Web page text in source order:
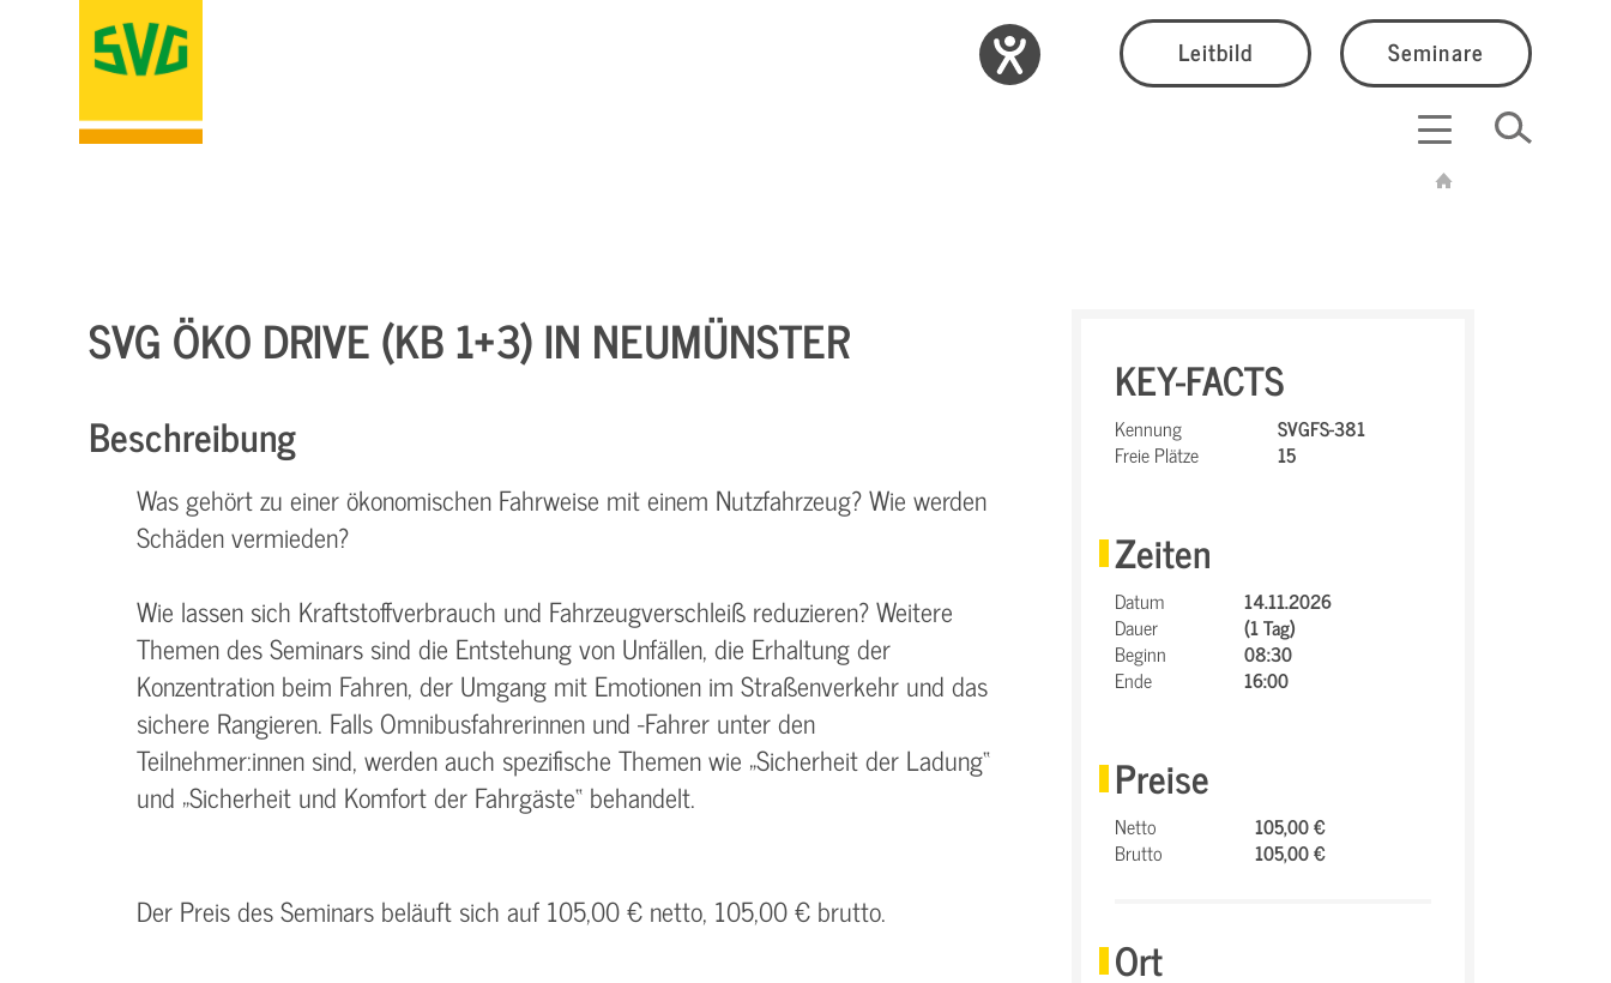
Leitbild Seminare
SVG ÖKO DRIVE (KB 1+3) IN NEUMÜNSTER
Beschreibung
Was gehört zu einer ökonomischen Fahrweise mit einem Nutzfahrzeug? Wie werden
Schäden vermieden?
Wie lassen sich Kraftstoffverbrauch und Fahrzeugverschleiß reduzieren? Weitere
Themen des Seminars sind die Entstehung von Unfällen, die Erhaltung der
Konzentration beim Fahren, der Umgang mit Emotionen im Straßenverkehr und das
sichere Rangieren. Falls Omnibusfahrerinnen und -Fahrer unter den
Teilnehmer:innen sind, werden auch spezifische Themen wie „Sicherheit der Ladung“
und „Sicherheit und Komfort der Fahrgäste“ behandelt.
Der Preis des Seminars beläuft sich auf 105,00 € netto, 105,00 € brutto.
KEY-FACTS
Kennung
SVGFS-381
Freie Plätze
15
Zeiten
Datum
14.11.2026
Dauer
(1 Tag)
Beginn
08:30
Ende
16:00
Preise
Netto
105,00 €
Brutto
105,00 €
Ort